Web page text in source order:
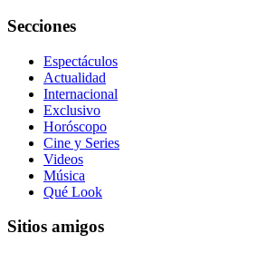
Secciones
Espectáculos
Actualidad
Internacional
Exclusivo
Horóscopo
Cine y Series
Videos
Música
Qué Look
Sitios amigos